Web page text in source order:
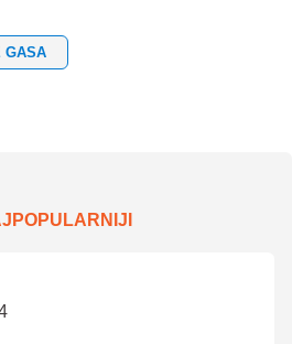
GASA